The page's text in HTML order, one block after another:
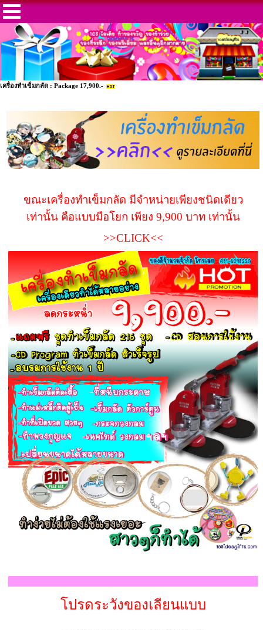
เครื่องทำเข็มกลัด : Package 17,900.-
ขณะเครื่องทำเข็มกลัด มีจำหน่ายเพียงชนิดเดียว
เท่านั้น คือแบบมือโยก เพียง 9,900 บาท เท่านั้น
>>CLICK<<
โปรดระวังของเลียนแบบ